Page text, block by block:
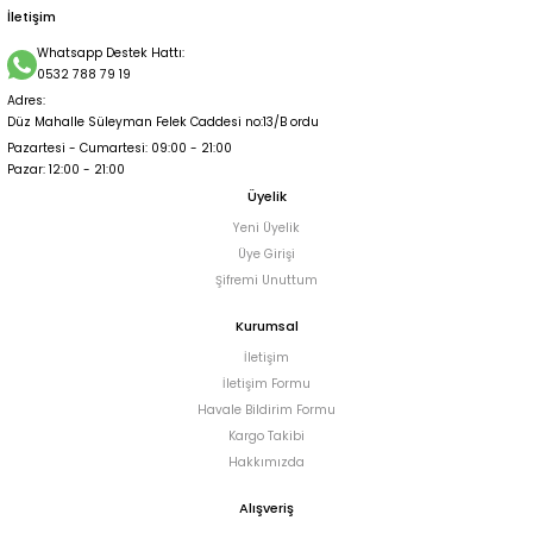
İletişim
Whatsapp Destek Hattı:
0532 788 79 19
Adres:
Düz Mahalle Süleyman Felek Caddesi no:13/B ordu
Pazartesi - Cumartesi: 09:00 - 21:00
Pazar: 12:00 - 21:00
Üyelik
Yeni Üyelik
Üye Girişi
Şifremi Unuttum
Kurumsal
İletişim
İletişim Formu
Havale Bildirim Formu
Kargo Takibi
Hakkımızda
Alışveriş